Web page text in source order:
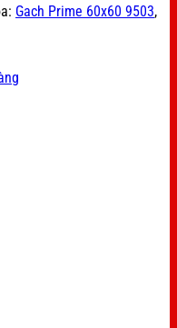
Gach Prime 60x60 9503,